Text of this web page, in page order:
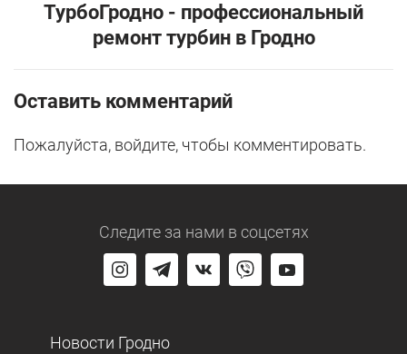
ТурбоГродно - профессиональный
ремонт турбин в Гродно
Оставить комментарий
Пожалуйста, войдите, чтобы комментировать.
Следите за нами в соцсетях
Новости Гродно